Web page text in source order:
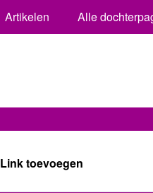
Artikelen Alle
Link toevoegen